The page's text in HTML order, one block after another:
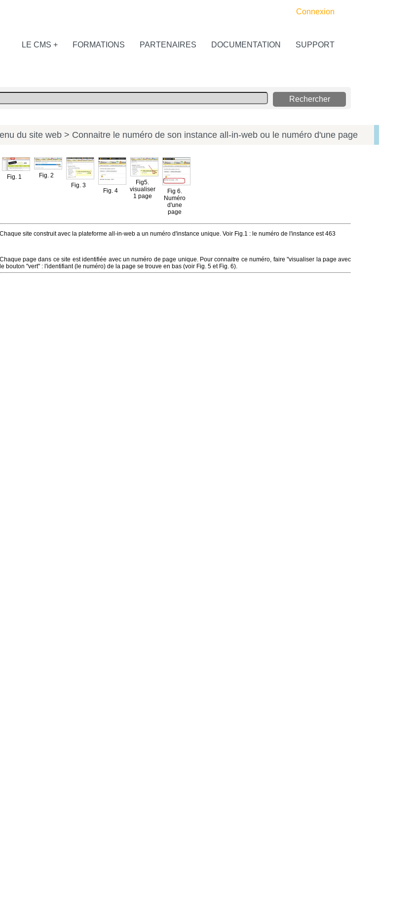
Connexion
LE CMS + FORMATIONS PARTENAIRES DOCUMENTATION SUPPORT
du site web > Connaitre le numéro de son instance all-in-web ou le numéro d'une page
Fig. 1
Fig. 2
Fig. 3
Fig. 4
Fig5.
visualiser
1 page
Fig 6.
Numéro
d'une
page
Chaque site construit avec la plateforme all-in-web a un numéro d'instance unique. Voir Fig.1 : le numéro de l'instance est 463
Chaque page dans ce site est identifiée avec un numéro de page unique. Pour connaitre ce numéro, faire "visualiser la page avec
le bouton "vert" : l'identifiant (le numéro) de la page se trouve en bas (voir Fig. 5 et Fig. 6).